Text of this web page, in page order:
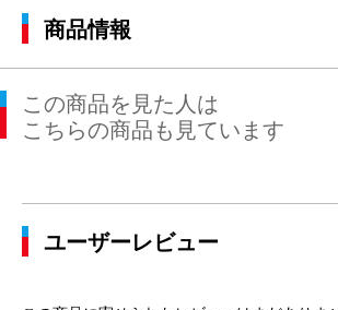
商品情報
この商品を見た人は
こちらの商品も見ています
ユーザーレビュー